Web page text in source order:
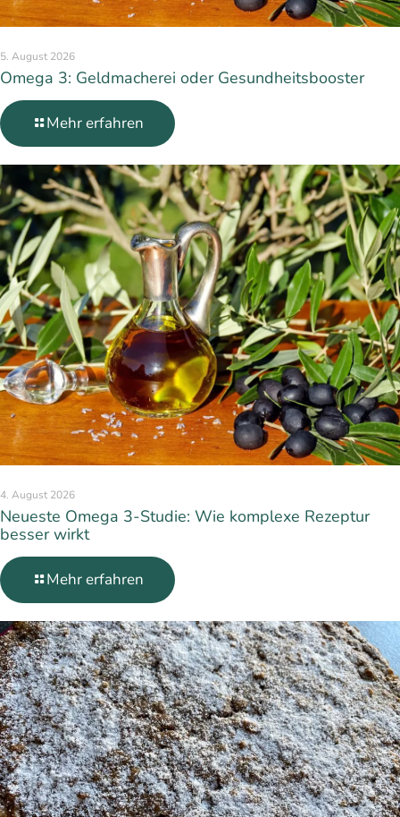
5. August 2026
Omega 3: Geldmacherei oder Gesundheitsbooster
Mehr erfahren
4. August 2026
Neueste Omega 3-Studie: Wie komplexe Rezeptur
besser wirkt
Mehr erfahren